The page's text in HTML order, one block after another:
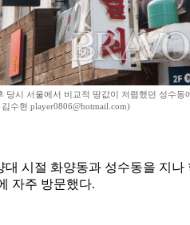
당시 서울에서 비교적 땅값이 저렴했던 성수
수현 player0806@hotmail.com)
시절 화양동과 성수동을 지
자주 방문했다.